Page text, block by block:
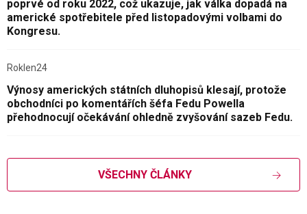
poprvé od roku 2022, což ukazuje, jak válka dopadá na
americké spotřebitele před listopadovými volbami do
Kongresu.
Roklen24
Výnosy amerických státních dluhopisů klesají, protože
obchodníci po komentářích šéfa Fedu Powella
přehodnocují očekávání ohledně zvyšování sazeb Fedu.
VŠECHNY ČLÁNKY